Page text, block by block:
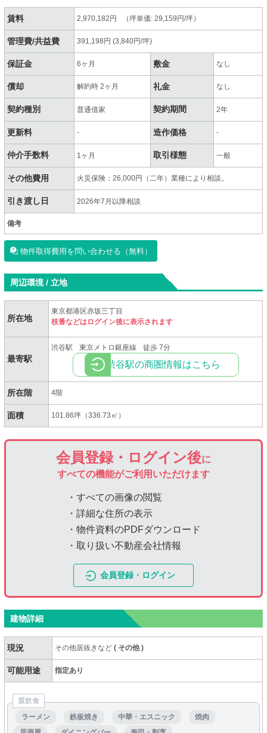
賃料 2,970,182円 （坪単価: 29,159円/坪）
管理費/共益費 391,198円 (3,840円/坪)
保証金 6ヶ月 敷金 なし
償却 解約時 2ヶ月 礼金 なし
契約種別 普通借家 契約期間 2年
更新料 - 造作価格 -
仲介手数料 1ヶ月 取引様態 一般
その他費用 火災保険：26,000円（二年）業種により相談。
引き渡し日 2026年7月以降相談
備考
物件取得費用を問い合わせる（無料）
周辺環境 / 立地
所在地
東京都港区赤坂三丁目
枝番などはログイン後に表示されます
最寄駅
渋谷駅 東京メトロ銀座線 徒歩 7分
渋谷駅の商圏情報はこちら
所在階 4階
面積 101.86坪（336.73㎡）
会員登録・ログイン後に
すべての機能がご利用いただけます
・すべての画像の閲覧
・詳細な住所の表示
・物件資料のPDFダウンロード
・取り扱い不動産会社情報
会員登録・ログイン
建物詳細
現況 その他居抜きなど( その他)
可能用途 指定あり
重飲食
ラーメン
鉄板焼き 中華・エスニック
焼肉